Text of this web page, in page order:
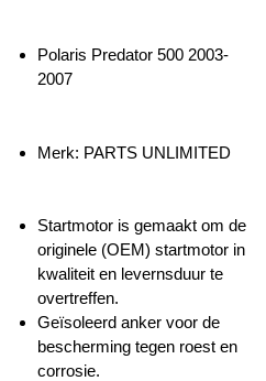
Polaris Predator 500 2003-
2007
Merk: PARTS UNLIMITED
Startmotor is gemaakt om de
originele (OEM) startmotor in
kwaliteit en levernsduur te
overtreffen.
Geïsoleerd anker voor de
bescherming tegen roest en
corrosie.